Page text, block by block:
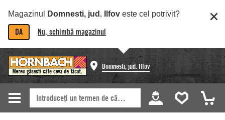
Magazinul Domnesti, jud. Ilfov este cel potrivit?
DA Nu, schimbă magazinul
Domnesti, jud. Ilfov